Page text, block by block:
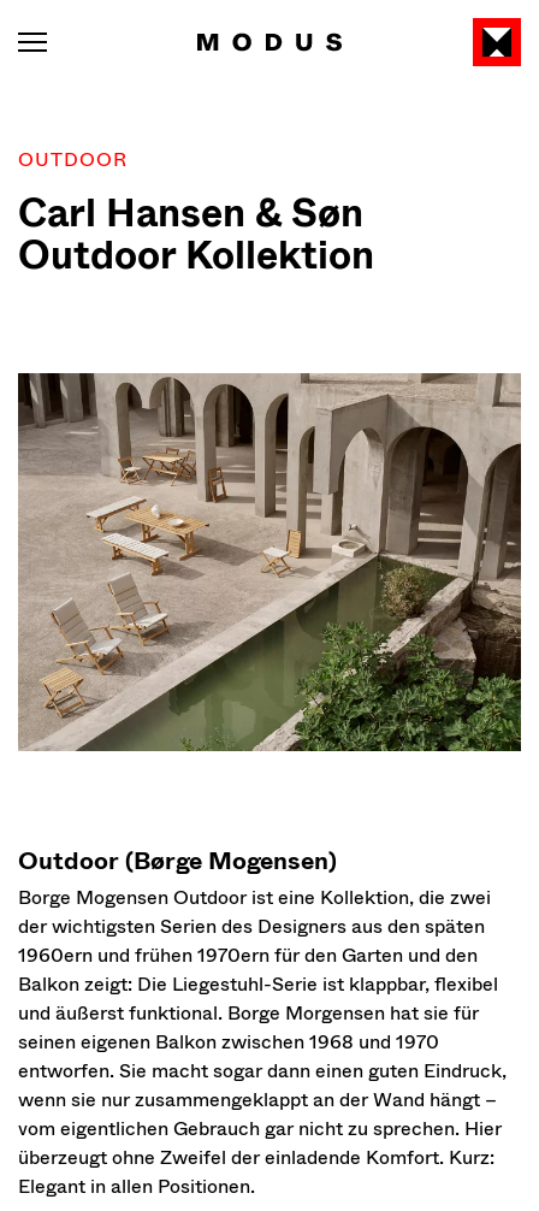
OUTDOOR
Carl Hansen & Søn
Outdoor Kollektion
Outdoor (Børge Mogensen)
Borge Mogensen Outdoor ist eine Kollektion, die zwei
der wichtigsten Serien des Designers aus den späten
1960ern und frühen 1970ern für den Garten und den
Balkon zeigt: Die Liegestuhl-Serie ist klappbar, flexibel
und äußerst funktional. Borge Morgensen hat sie für
seinen eigenen Balkon zwischen 1968 und 1970
entworfen. Sie macht sogar dann einen guten Eindruck,
wenn sie nur zusammengeklappt an der Wand hängt –
vom eigentlichen Gebrauch gar nicht zu sprechen. Hier
überzeugt ohne Zweifel der einladende Komfort. Kurz:
Elegant in allen Positionen.